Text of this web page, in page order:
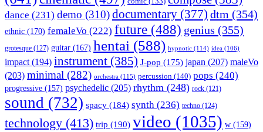
dance (231) demo (310)documentary (377) dtm (354)
ethnic (170) femaleVo (222) future (488) genius (355)
grotesque (127) guitar (167) hentai (588) hypnotic (114) idea (106)
impact (194) instrument (385) J-pop (175) japan (207) maleVo
(203) minimal (282) orchestra (115) percussion (140) pops (240)
progressive (157) psychedelic (205) rhythm (248) rock (121)
sound (732) spacy (184) synth (236) techno (124)
technology (413) trip (190) video (1035) w (159)